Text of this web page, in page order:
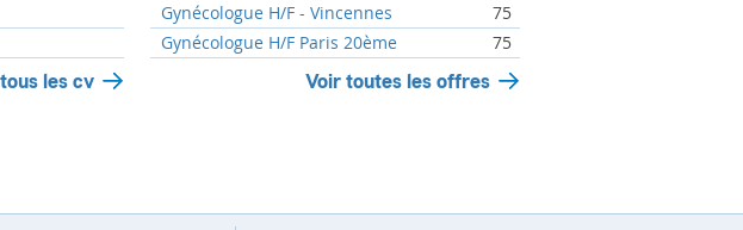
les cv
Gynécologue H/F - Vincennes
75
Gynécologue H/F Paris 20ème
75
Voir toutes les offres